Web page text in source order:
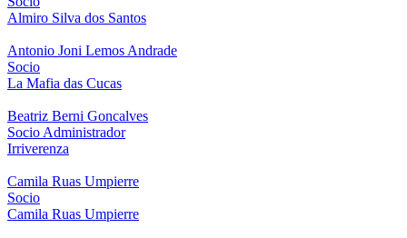
Almiro Silva dos Santos
Antonio Joni Lemos Andrade
Socio
La Mafia das Cucas
Beatriz Berni Goncalves
Socio Administrador
Irriverenza
Camila Ruas Umpierre
Socio
Camila Ruas Umpierre